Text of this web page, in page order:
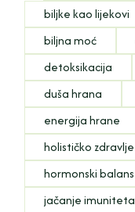
biljke kao lijekovi
biljna moć
detoksikacija
duša hrana
energija hrane
holističko zdravlje
hormonski balans
jačanje imuniteta